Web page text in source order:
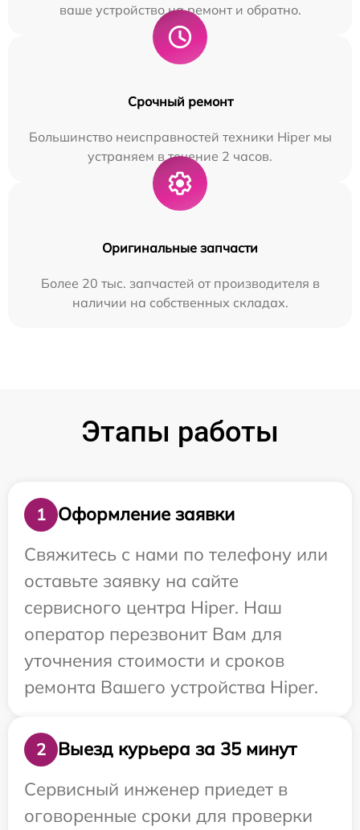
ваше устройство на ремонт и обратно.
Срочный ремонт
Большинство неисправностей техники Hiper мы
устраняем в течение 2 часов.
Оригинальные запчасти
Более 20 тыс. запчастей от производителя в
наличии на собственных складах.
Этапы работы
1
Оформление заявки
Свяжитесь с нами по телефону или
оставьте заявку на сайте
сервисного центра Hiper. Наш
оператор перезвонит Вам для
уточнения стоимости и сроков
ремонта Вашего устройства Hiper.
2
Выезд курьера за 35 минут
Сервисный инженер приедет в
оговоренные сроки для проверки